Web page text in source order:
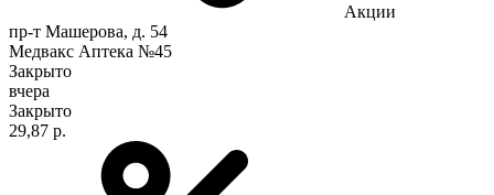
Акции
пр-т Машерова, д. 54
Медвакс Аптека №45
Закрыто
вчера
Закрыто
29,87 р.